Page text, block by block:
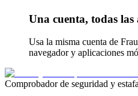
Una cuenta, todas las
Usa la misma cuenta de
navegador y aplicaciones
Comprobador de seguridad y